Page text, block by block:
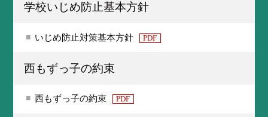
学校いじめ防止基本方針
いじめ防止対策基本方針 PDF
西もずっ子の約束
西もずっ子の約束 PDF